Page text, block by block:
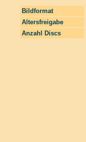
Bildformat
Altersfreigabe
Anzahl Discs